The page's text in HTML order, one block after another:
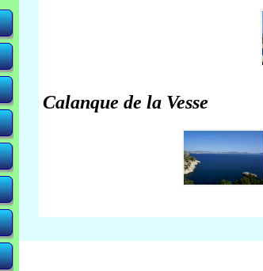
Calanque de la Vesse